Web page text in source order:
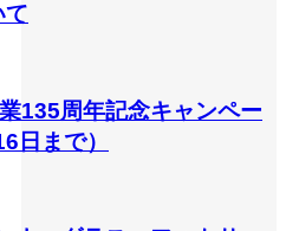
て
135周年記念キャンペー
日まで）